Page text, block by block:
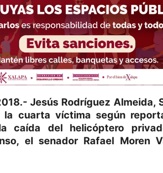
Jesús Rodríguez Almeida,
la cuarta víctima según
caída del helicóptero
el senador Rafael Moren